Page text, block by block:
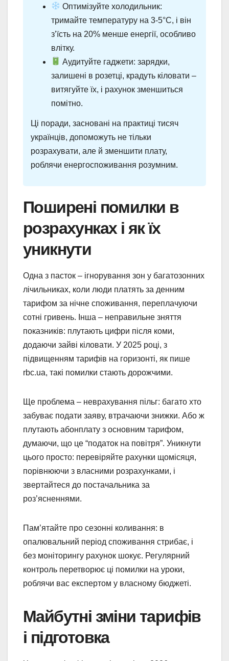
Оптимізуйте холодильник:
тримайте температуру на 3-5°C, і він
з’їсть на 20% менше енергії, особливо
влітку.
Аудитуйте гаджети: зарядки,
залишені в розетці, крадуть кіловати –
витягуйте їх, і рахунок зменшиться
помітно.
Ці поради, засновані на практиці тисяч
українців, допоможуть не тільки
розрахувати, але й зменшити плату,
роблячи енергоспоживання розумним.
Поширені помилки в
розрахунках і як їх
уникнути
Одна з пасток – ігнорування зон у багатозонних
лічильниках, коли люди платять за денним
тарифом за нічне споживання, переплачуючи
сотні гривень. Інша – неправильне зняття
показників: плутають цифри після коми,
додаючи зайві кіловати. У 2025 році, з
підвищенням тарифів на горизонті, як пише
rbc.ua, такі помилки стають дорожчими.
Ще проблема – неврахування пільг: багато хто
забуває подати заяву, втрачаючи знижки. Або ж
плутають абонплату з основним тарифом,
думаючи, що це “податок на повітря”. Уникнути
цього просто: перевіряйте рахунки щомісяця,
порівнюючи з власними розрахунками, і
звертайтеся до постачальника за
роз’ясненнями.
Пам’ятайте про сезонні коливання: в
опалювальний період споживання стрибає, і
без моніторингу рахунок шокує. Регулярний
контроль перетворює ці помилки на уроки,
роблячи вас експертом у власному бюджеті.
Майбутні зміни тарифів
і підготовка